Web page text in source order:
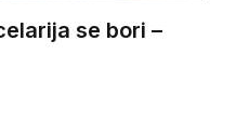
se bori –